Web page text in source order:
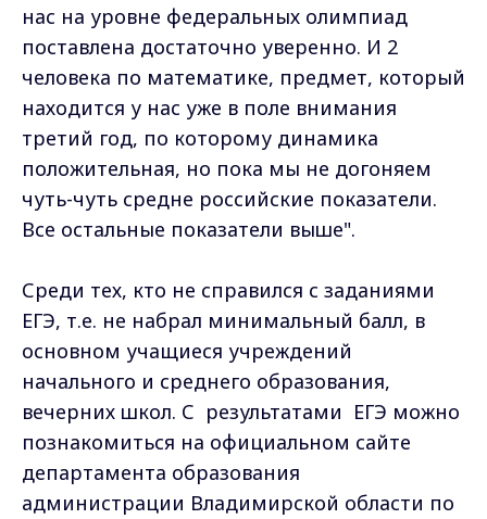
нас на уровне федеральных олимпиад
поставлена достаточно уверенно. И 2
человека по математике, предмет, который
находится у нас уже в поле внимания
третий год, по которому динамика
положительная, но пока мы не догоняем
чуть-чуть средне российские показатели.
Все остальные показатели выше".
Среди тех, кто не справился с заданиями
ЕГЭ, т.е. не набрал минимальный балл, в
основном учащиеся учреждений
начального и среднего образования,
вечерних школ. С результатами ЕГЭ можно
познакомиться на официальном сайте
департамента образования
администрации Владимирской области по